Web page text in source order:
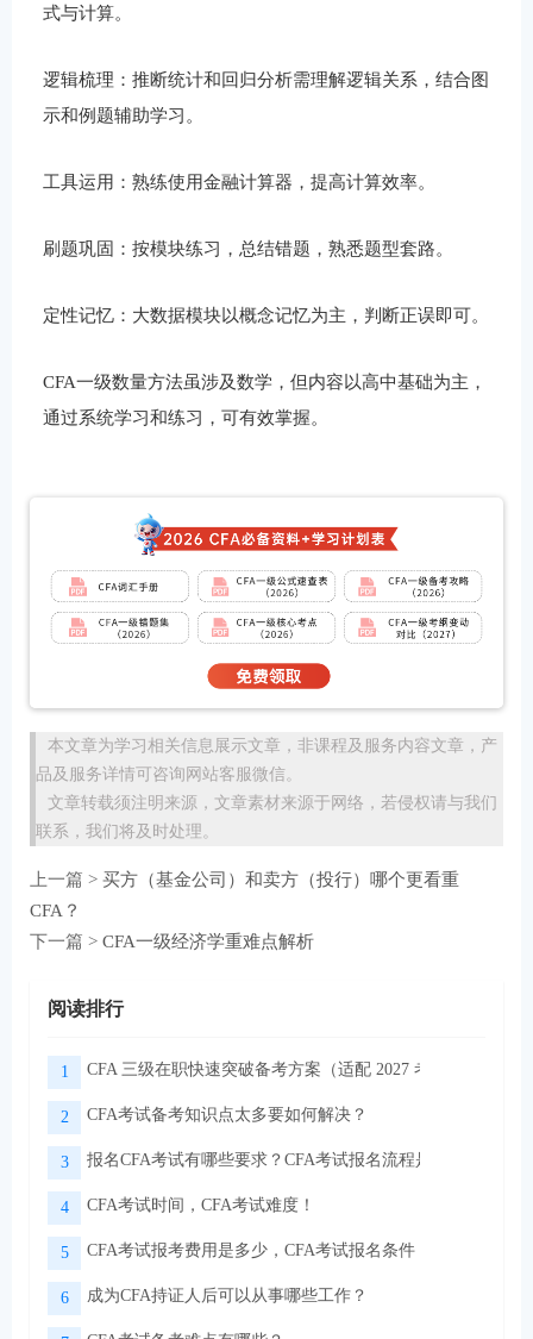
式与计算。
逻辑梳理：推断统计和回归分析需理解逻辑关系，结合图
示和例题辅助学习。
工具运用：熟练使用金融计算器，提高计算效率。
刷题巩固：按模块练习，总结错题，熟悉题型套路。
定性记忆：大数据模块以概念记忆为主，判断正误即可。
CFA一级数量方法虽涉及数学，但内容以高中基础为主，
通过系统学习和练习，可有效掌握。
本文章为学习相关信息展示文章，非课程及服务内容文章，产
品及服务详情可咨询网站客服微信。
文章转载须注明来源，文章素材来源于网络，若侵权请与我们
联系，我们将及时处理。
上一篇 > 买方（基金公司）和卖方（投行）哪个更看重
CFA？
下一篇 > CFA一级经济学重难点解析
阅读排行
1 CFA 三级在职快速突破备考方案（适配 2027 考季）
2 CFA考试备考知识点太多要如何解决？
3 报名CFA考试有哪些要求？CFA考试报名流程是怎样的？
4 CFA考试时间，CFA考试难度！
5 CFA考试报考费用是多少，CFA考试报名条件！
6 成为CFA持证人后可以从事哪些工作？